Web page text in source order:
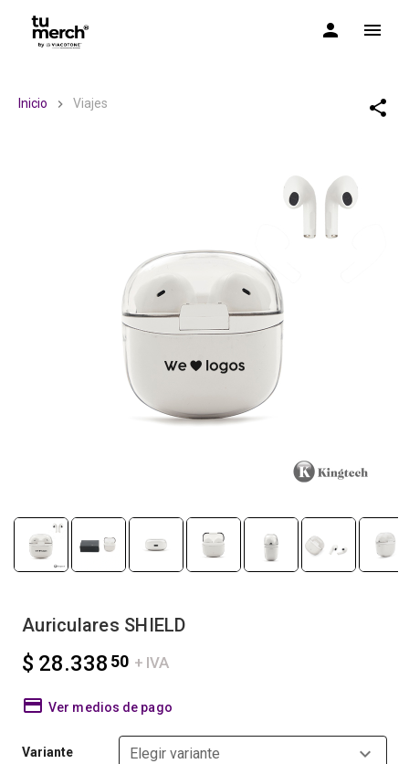
TuMerch by Via Cotone
Inicio Viajes
Auriculares SHIELD
$ 28.33850 + IVA
Ver medios de pago
Variante Elegir variante